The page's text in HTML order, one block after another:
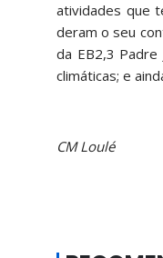
atividades que
deram o seu
da EB2,3 Padre
climáticas; e
CM Loulé